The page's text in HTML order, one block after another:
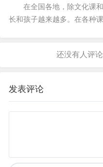
在全国各地，除文化课和
长和孩子越来越多。在各种
发表评论